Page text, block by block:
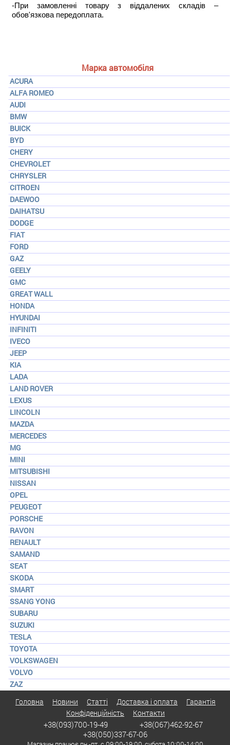
Марка автомобіля
ACURA
ALFA ROMEO
AUDI
BMW
BUICK
BYD
CHERY
CHEVROLET
CHRYSLER
CITROEN
DAEWOO
DAIHATSU
DODGE
FIAT
FORD
GAZ
GEELY
GMC
GREAT WALL
HONDA
HYUNDAI
INFINITI
IVECO
JEEP
KIA
LADA
LAND ROVER
LEXUS
LINCOLN
MAZDA
MERCEDES
MG
MINI
MITSUBISHI
NISSAN
OPEL
PEUGEOT
PORSCHE
RAVON
RENAULT
SAMAND
SEAT
SKODA
SMART
SSANG YONG
SUBARU
SUZUKI
TESLA
TOYOTA
VOLKSWAGEN
VOLVO
ZAZ
-При замовленні товару з віддалених складів –
обов'язкова передоплата.
Головна Новини Статті Доставка і оплата
Гарантія
Конфіденційність
Контакти
+38(093)700-19-49
+38(067)462-92-67
+38(050)337-67-06